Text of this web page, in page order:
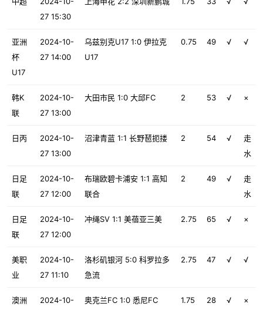
27 15:30
亚洲
杯
U17
2024-10-
27 14:00
乌兹别克U17 1:0 伊拉克
U17
0.75 49 √ √
韩K
联
2024-10-
27 13:00
大田市民 1:0 大邱FC 2 53 √ ×
日丙
2024-10-
27 13:00
沼津青蓝 1:1 长野琶扼搂 2 54 √
走
水
日足
联
2024-10-
27 12:00
布瑞欧碧卡浦安 1:1 高知
联合
2 49 √
走
水
日足
联
2024-10-
27 12:00
冲绳SV 1:1 美蓓亚三美 2.75 65 √ ×
美职
业
2024-10-
27 11:10
洛杉矶银河 5:0 科罗拉多
急流
2.75 47 √ √
澳洲
2024-10-
奥克兰FC 1:0 悉尼FC 1.75 28 √ ×